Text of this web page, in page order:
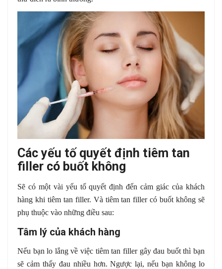
Các yếu tố quyết định tiêm tan
filler có buốt không
Sẽ có một vài yếu tố quyết định đến cảm giác của khách
hàng khi tiêm tan filler. Và tiêm tan filler có buốt không sẽ
phụ thuộc vào những điều sau:
Tâm lý của khách hàng
Nếu bạn lo lắng về việc tiêm tan filler gây đau buốt thì bạn
sẽ cảm thấy đau nhiều hơn. Ngược lại, nếu bạn không lo